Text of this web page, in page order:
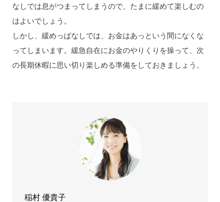
なしでは息がつまってしまうので、たまに緩めて楽しむの
はよいでしょう。
しかし、緩めっぱなしでは、お金はあっという間になくな
ってしまいます。緩急自在にお金のやりくりを操って、次
の長期休暇に思い切り楽しめる準備をしておきましょう。
稲村 優貴子